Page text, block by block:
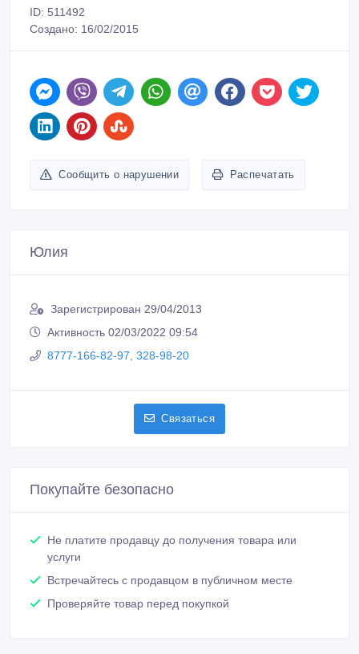
ID: 511492
Создано: 16/02/2015
Сообщить о нарушении Распечатать
Юлия
Зарегистрирован 29/04/2013
Активность 02/03/2022 09:54
8777-166-82-97, 328-98-20
Связаться
Покупайте безопасно
Не платите продавцу до получения товара или
услуги
Встречайтесь с продавцом в публичном месте
Проверяйте товар перед покупкой